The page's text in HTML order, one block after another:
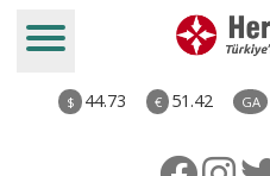
$ 44.73 € 51.42 GA